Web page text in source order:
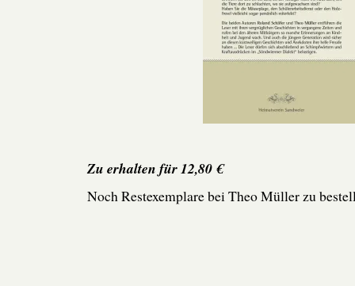
Zu erhalten für 12,80 €
Noch Restexemplare bei Theo Müller zu